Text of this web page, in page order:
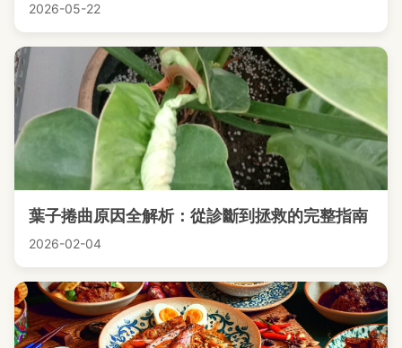
2026-05-22
葉子捲曲原因全解析：從診斷到拯救的完整指南
2026-02-04